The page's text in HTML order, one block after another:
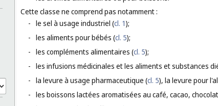
Cette classe ne comprend pas notamment :
- le sel à usage industriel (cl. 1);
- les aliments pour bébés (cl. 5);
- les compléments alimentaires (cl. 5);
- les infusions médicinales et les aliments et substances
- la levure à usage pharmaceutique (cl. 5), la levure pour
- les boissons lactées aromatisées au café, cacao,